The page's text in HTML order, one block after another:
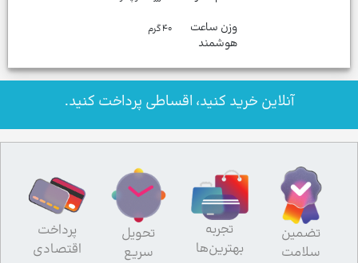
وزن ساعت
هوشمند
۴۰ گرم
آنلاین خرید کنید، اقساطی پرداخت کنید.
تضمین
سلامت
تجربه
بهترین‌ها
تحویل
سریع
پرداخت
اقتصادی